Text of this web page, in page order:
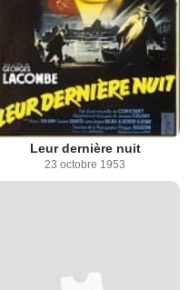
Leur dernière nuit
23 octobre 1953